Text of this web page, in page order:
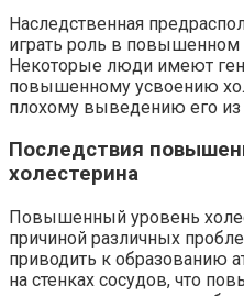
Наследственная
играть роль в повышенном
Некоторые люди имеют
повышенному усвоению
плохому выведению его из
Последствия
холестерина
Повышенный уровень
причиной различных
приводить к образованию
на стенках сосудов, что